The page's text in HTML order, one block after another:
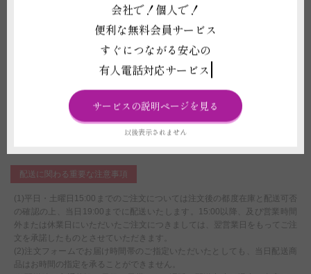
(4)お花は原則7分咲き以上で出荷をしております。咲き具合はご指定いただ
けません。咲き具合について強いご希望がございましたら必ずご注文の申し
(5)鉢の回収は代金に含まれておりません。
(6)注文フォームに電報に記載する内容をご入力ください。ご入力がない場
合、ご希望のお届け日にお届けが出来ないことや電報が不要と判断し電報を
お付けせずお届けすることがございます。
(7)受注制作（オーダー）ですので、お申し込み後の変更、取り消しは承る
ことができません。制作開始後に、万が一お取り消しされた場合にも代金は
配送に関わる重要な注意事項
(1)平日・土曜日15:00までのご注文については注文後の都度在庫と配送可否
の確認の上、当日19:00までに配送いたします。15:00以降、及び営業時間
外または休業日にいただいたご注文につきましては、翌営業日をもってご注
文を承諾したものとさせていただきます。
(2)注文フォームでお届け時間帯のご指定いただいたとしても、当日配送商
品はお時間の指定を承ることができません。
会社で！個人で！
便利な無料会員サービス
すぐにつながる安心の
有人電話対応サービス
サービスの説明ページを見る
以後表示されません